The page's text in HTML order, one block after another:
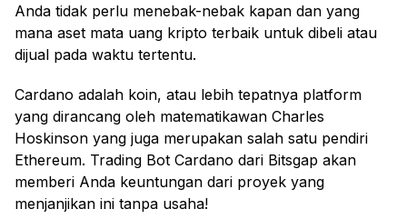
Anda tidak perlu menebak-nebak kapan dan yang
mana aset mata uang kripto terbaik untuk dibeli atau
dijual pada waktu tertentu.
Cardano adalah koin, atau lebih tepatnya platform
yang dirancang oleh matematikawan Charles
Hoskinson yang juga merupakan salah satu pendiri
Ethereum. Trading Bot Cardano dari Bitsgap akan
memberi Anda keuntungan dari proyek yang
menjanjikan ini tanpa usaha!